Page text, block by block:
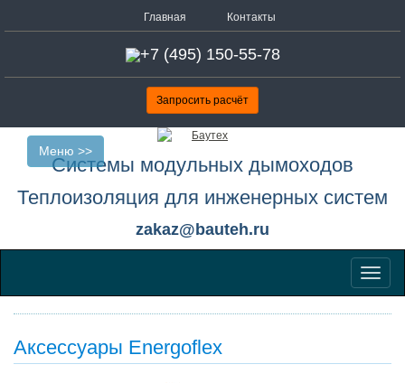
Главная Контакты
+7 (495) 150-55-78
Запросить расчёт
Системы модульных дымоходов
Теплоизоляция для инженерных систем
zakaz@bauteh.ru
Меню
Меню >>
Аксессуары Energoflex